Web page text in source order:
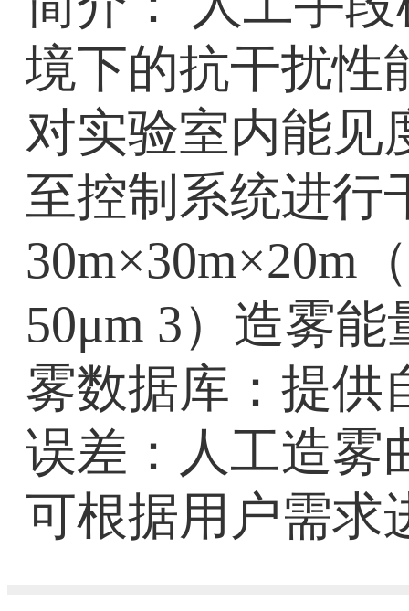
境下的抗干扰性
对实验室内能见
至控制系统进行
30m×30m×20m
50μm 3）造雾
雾数据库：提供
误差：人工造雾
可根据用户需求